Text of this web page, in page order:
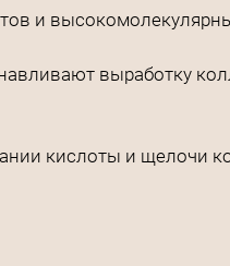
и
выработку
кислоты и щелочи